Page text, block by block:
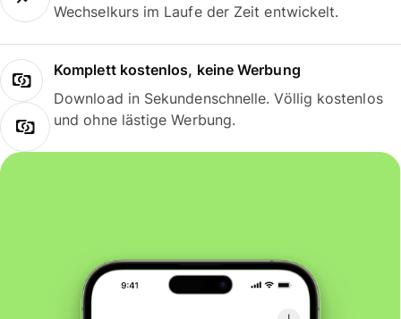
Wechselkurs im Laufe der Zeit entwickelt.
Komplett kostenlos, keine Werbung
Download in Sekundenschnelle. Völlig kostenlos
und ohne lästige Werbung.